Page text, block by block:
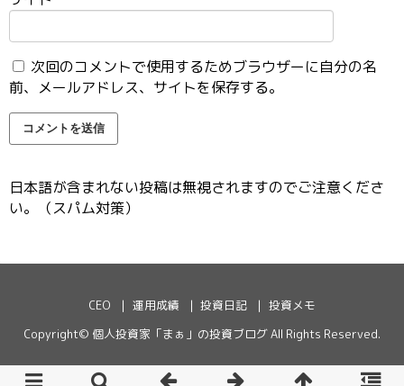
次回のコメントで使用するためブラウザーに自分の名
前、メールアドレス、サイトを保存する。
日本語が含まれない投稿は無視されますのでご注意くださ
い。（スパム対策）
CEO 運用成績 投資日記
投資メモ
Copyright© 個人投資家「まぁ」の投資ブログAll Rights Reserved.